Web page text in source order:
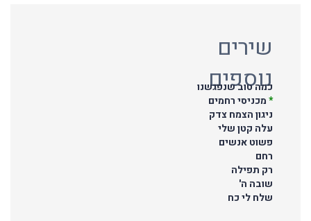
שירים
נוספים
כמה טוב שנפגשנו
*מכניסי רחמים
ניגון הצמח צדק
עלה קטן שלי
פשוט אנשים
רחם
רק תפילה
שובה ה'
שלח לי כח